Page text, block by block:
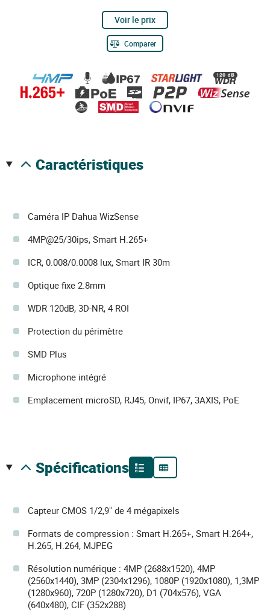
Voir le prix
Comparer
caractéristiques
Caméra IP Dahua WizSense
4MP@25/30ips, Smart H.265+
ICR, 0.008/0.0008 lux, Smart IR 30m
Optique fixe 2.8mm
WDR 120dB, 3D-NR, 4 ROI
Protection du périmètre
SMD Plus
Microphone intégré
Emplacement microSD, RJ45, Onvif, IP67, 3AXIS, PoE
spécifications
Capteur CMOS 1/2,9" de 4 mégapixels
Formats de compression : Smart H.265+, Smart H.264+,
H.265, H.264, MJPEG
Résolution numérique : 4MP (2688x1520), 4MP
(2560x1440), 3MP (2304x1296), 1080P (1920x1080), 1,3MP
(1280x960), 720P (1280x720), D1 (704x576), VGA
(640x480), CIF (352x288)